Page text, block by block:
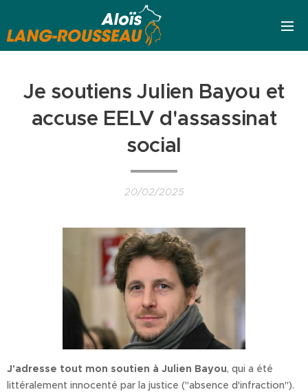
Je soutiens Julien Bayou et
accuse EELV d'assassinat
social
20/02/2025
J'adresse tout mon soutien à Julien Bayou, qui a été
littéralement innocenté par la justice ("absence d'infraction").